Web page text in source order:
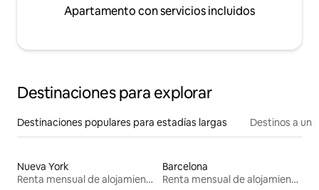
Apartamento con servicios incluidos
Destinaciones para explorar
Destinaciones populares para estadías largas Destinos a un
Nueva York
Renta mensual de alojamientos
Barcelona
Renta mensual de alojamientos